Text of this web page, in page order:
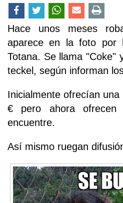
Hace unos meses
aparece en la foto por
Totana. Se llama "Coke"
teckel, según informan
Inicialmente ofrecían
€ pero ahora
encuentre.
Así mismo ruegan